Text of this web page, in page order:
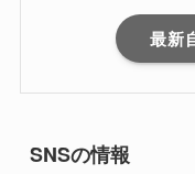
最新
SNSの情報